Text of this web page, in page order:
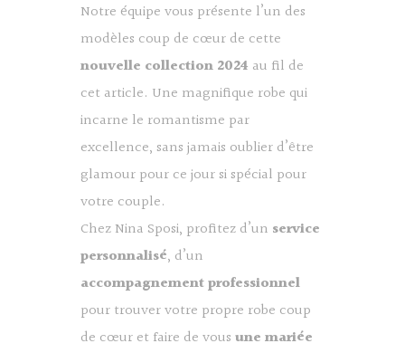
Notre équipe vous présente l’un des
modèles coup de cœur de cette
nouvelle collection 2024 au fil de
cet article. Une magnifique robe qui
incarne le romantisme par
excellence, sans jamais oublier d’être
glamour pour ce jour si spécial pour
votre couple.
Chez Nina Sposi, profitez d’un service
personnalisé, d’un
accompagnement professionnel
pour trouver votre propre robe coup
de cœur et faire de vous une mariée